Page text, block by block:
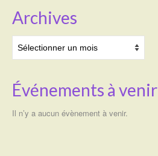
Archives
Événements à venir
Il n’y a aucun évènement à venir.